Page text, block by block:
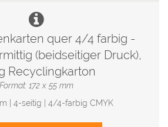
quer 4/4 farbig -
(beidseitiger Druck),
Recyclingkarton
Format: 172 x 55 mm
| 4-seitig | 4/4-farbig CMYK